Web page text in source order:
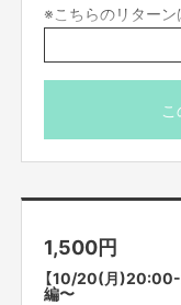
※こちらのリター
ます。
※出演者は変更に
さい。変更になっ
※プロジェクト本
1,500円
【10/20(月)20:00-
編〜